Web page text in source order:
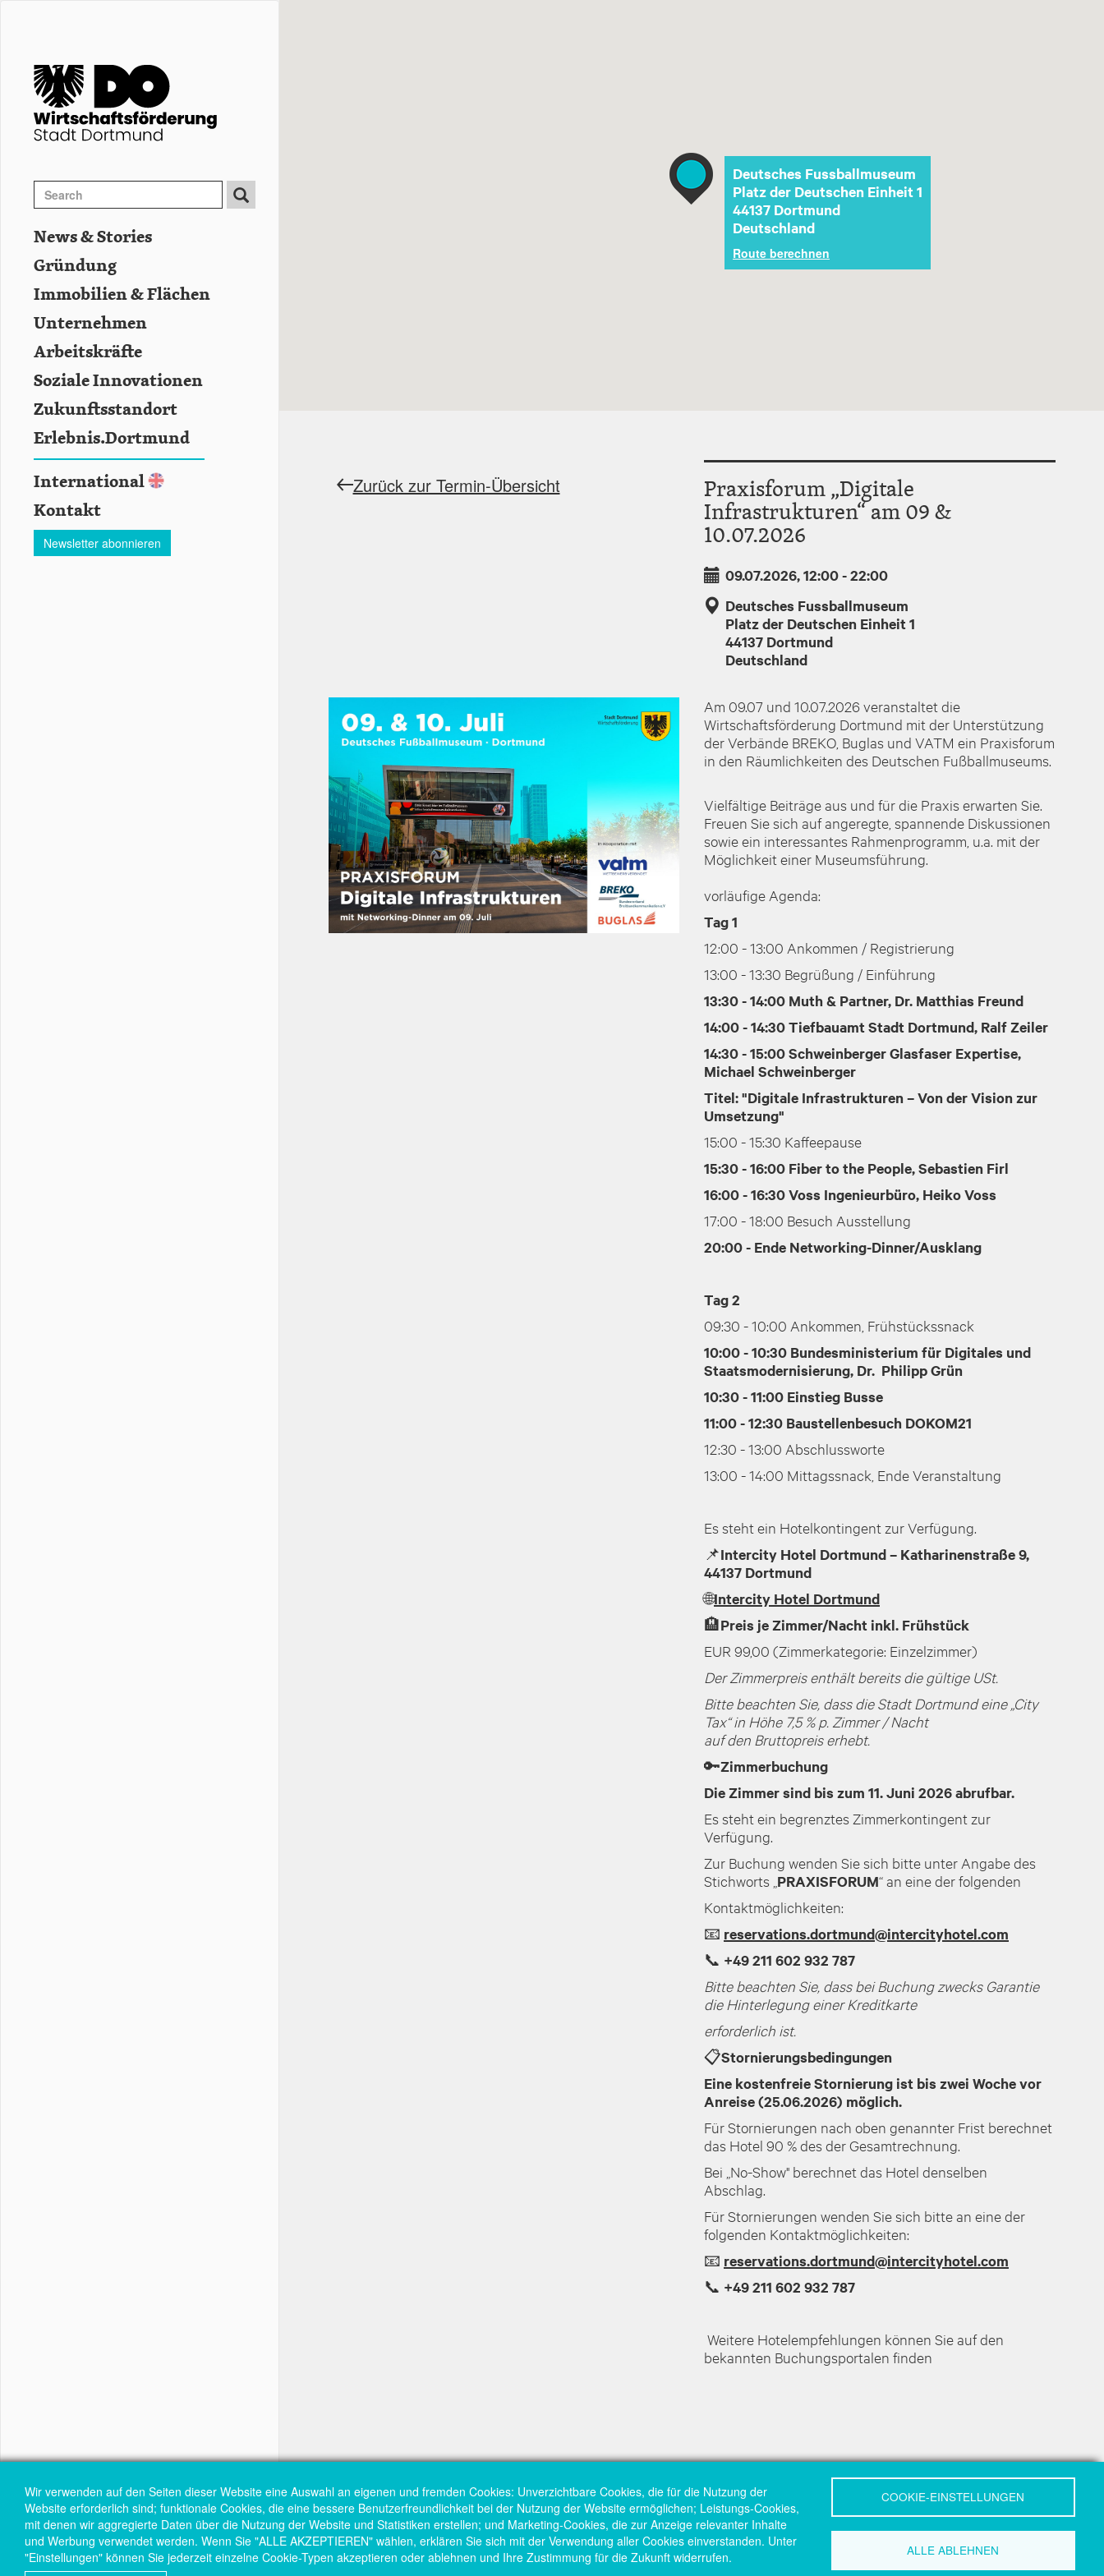
Suche
Search Search
Hauptnavigation
News & Stories
Gründung
Immobilien & Flächen
Unternehmen
Arbeitskräfte
Soziale Innovationen
Zukunftsstandort
Erlebnis.Dortmund
International
Kontakt
Newsletter abonnieren
Deutsches Fussballmuseum
Platz der Deutschen Einheit 1
44137 Dortmund
Deutschland
Route berechnen
Zurück zur Termin-Übersicht Praxisforum „Digitale
Infrastrukturen“ am 09 &
10.07.2026
09.07.2026, 12:00-22:00
Deutsches Fussballmuseum
Platz der Deutschen Einheit 1
44137 Dortmund
Deutschland
Am 09.07 und 10.07.2026 veranstaltet die
Wirtschaftsförderung Dortmund mit der Unterstützung
der Verbände BREKO, Buglas und VATM ein Praxisforum
in den Räumlichkeiten des Deutschen Fußballmuseums.
Vielfältige Beiträge aus und für die Praxis erwarten Sie.
Freuen Sie sich auf angeregte, spannende Diskussionen
sowie ein interessantes Rahmenprogramm, u.a. mit der
Möglichkeit einer Museumsführung.
vorläufige Agenda:
Tag 1
12:00 - 13:00 Ankommen / Registrierung
13:00 - 13:30 Begrüßung / Einführung
13:30 - 14:00 Muth & Partner, Dr. Matthias Freund
14:00 - 14:30 Tiefbauamt Stadt Dortmund, Ralf Zeiler
14:30 - 15:00 Schweinberger Glasfaser Expertise,
Michael Schweinberger
Titel: "Digitale Infrastrukturen – Von der Vision zur
Umsetzung"
15:00 - 15:30 Kaffeepause
15:30 - 16:00 Fiber to the People, Sebastien Firl
16:00 - 16:30 Voss Ingenieurbüro, Heiko Voss
17:00 - 18:00 Besuch Ausstellung
20:00 - Ende Networking-Dinner/Ausklang
Tag 2
09:30 - 10:00 Ankommen, Frühstückssnack
10:00 - 10:30 Bundesministerium für Digitales und
Staatsmodernisierung, Dr. Philipp Grün
10:30 - 11:00 Einstieg Busse
11:00 - 12:30 Baustellenbesuch DOKOM21
12:30 - 13:00 Abschlussworte
13:00 - 14:00 Mittagssnack, Ende Veranstaltung
Es steht ein Hotelkontingent zur Verfügung.
📌Intercity Hotel Dortmund – Katharinenstraße 9,
44137 Dortmund
🌐Intercity Hotel Dortmund
🏨Preis je Zimmer/Nacht inkl. Frühstück
EUR 99,00 (Zimmerkategorie: Einzelzimmer)
Der Zimmerpreis enthält bereits die gültige USt.
Bitte beachten Sie, dass die Stadt Dortmund eine „City
Tax“ in Höhe 7,5 % p. Zimmer / Nacht
auf den Bruttopreis erhebt.
🔑Zimmerbuchung
Die Zimmer sind bis zum 11. Juni 2026 abrufbar.
Es steht ein begrenztes Zimmerkontingent zur
Verfügung.
Zur Buchung wenden Sie sich bitte unter Angabe des
Stichworts „ PRAXISFORUM“ an eine der folgenden
Kontaktmöglichkeiten:
📧 reservations.dortmund@intercityhotel.com
📞 +49 211 602 932 787
Bitte beachten Sie, dass bei Buchung zwecks Garantie
die Hinterlegung einer Kreditkarte
erforderlich ist.
📋Stornierungsbedingungen
Eine kostenfreie Stornierung ist bis zwei Woche vor
Anreise (25.06.2026) möglich.
Für Stornierungen nach oben genannter Frist berechnet
das Hotel 90 % des der Gesamtrechnung.
Bei „No-Show" berechnet das Hotel denselben
Abschlag.
Für Stornierungen wenden Sie sich bitte an eine der
folgenden Kontaktmöglichkeiten:
📧 reservations.dortmund@intercityhotel.com
📞 +49 211 602 932 787
Weitere Hotelempfehlungen können Sie auf den
bekannten Buchungsportalen finden
Wir verwenden auf den Seiten dieser Website eine Auswahl an eigenen und fremden Cookies: Unverzichtbare Cookies, die für die Nutzung der
Website erforderlich sind; funktionale Cookies, die eine bessere Benutzerfreundlichkeit bei der Nutzung der Website ermöglichen; Leistungs-Cookies,
mit denen wir aggregierte Daten über die Nutzung der Website und Statistiken erstellen; und Marketing-Cookies, die zur Anzeige relevanter Inhalte
und Werbung verwendet werden. Wenn Sie "ALLE AKZEPTIEREN" wählen, erklären Sie sich mit der Verwendung aller Cookies einverstanden. Unter
"Einstellungen" können Sie jederzeit einzelne Cookie-Typen akzeptieren oder ablehnen und Ihre Zustimmung für die Zukunft widerrufen.
COOKIE-EINSTELLUNGEN
ALLE ABLEHNEN